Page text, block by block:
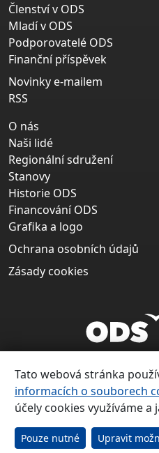
Členství v ODS
Mladí v ODS
Podporovatelé ODS
Finanční příspěvek
Novinky e-mailem
RSS
O nás
Naši lidé
Regionální sdružení
Stanovy
Historie ODS
Financování ODS
Grafika a logo
Ochrana osobních údajů
Zásady cookies
Občanská
Tato webová stránka
informacích o souborech
účely cookies využíváme a
Pouze nutné Upravit